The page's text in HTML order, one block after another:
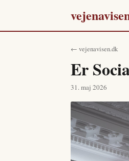
← vejenavisen.dk
Er
31. maj 2026